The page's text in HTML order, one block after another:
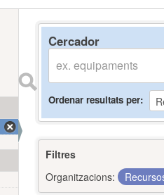
Cercador
Ordenar resultats per
Filtres
Organitzacions: